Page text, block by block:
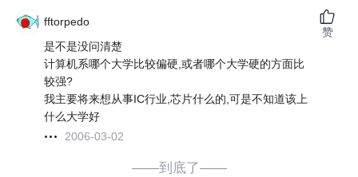
fftorpedo
是不是没问清楚
计算机系哪个大学比较偏硬,或者哪个大学硬的方面比
较强?
我主要将来想从事IC行业,芯片什么的,可是不知道该上
什么大学好
2006-03-02
赞
——到底了——